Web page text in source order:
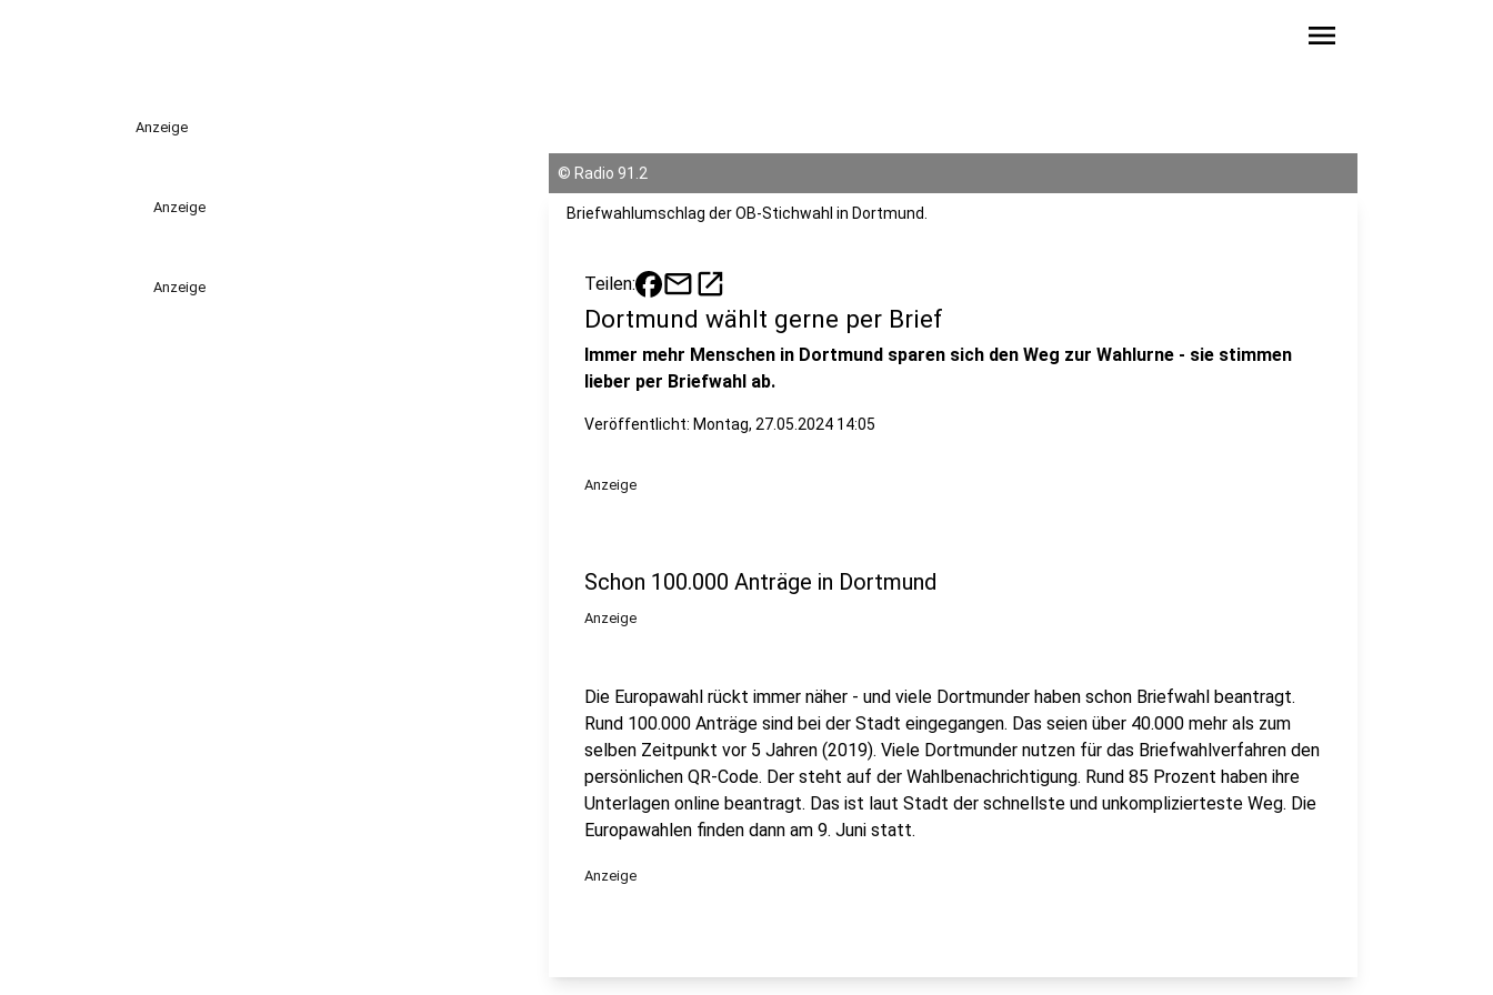
menu
Anzeige
Anzeige
Anzeige
© Radio 91.2
Briefwahlumschlag der OB-Stichwahl in Dortmund.
Teilen: mailopen_in_new
Dortmund wählt gerne per Brief
Immer mehr Menschen in Dortmund sparen sich den Weg zur Wahlurne - sie stimmen
lieber per Briefwahl ab.
Veröffentlicht: Montag, 27.05.2024 14:05
Anzeige
Schon 100.000 Anträge in Dortmund
Anzeige
Die Europawahl rückt immer näher - und viele Dortmunder haben schon Briefwahl beantragt.
Rund 100.000 Anträge sind bei der Stadt eingegangen. Das seien über 40.000 mehr als zum
selben Zeitpunkt vor 5 Jahren (2019). Viele Dortmunder nutzen für das Briefwahlverfahren den
persönlichen QR-Code. Der steht auf der Wahlbenachrichtigung. Rund 85 Prozent haben ihre
Unterlagen online beantragt. Das ist laut Stadt der schnellste und unkomplizierteste Weg. Die
Europawahlen finden dann am 9. Juni statt.
Anzeige